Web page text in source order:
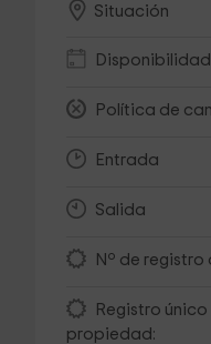
Situación
Disponibilidad
Política de
Entrada
Salida
Nº de registro
Registro único
propiedad: